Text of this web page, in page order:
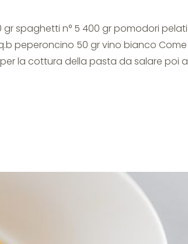
gr spaghetti n° 5 400 gr pomodori pelati
peperoncino 50 gr vino bianco Come
la cottura della pasta da salare poi a